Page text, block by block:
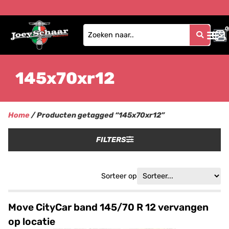
0
0
145x70xr12
Home/ Producten getagged “145x70xr12”
FILTERS
Sorteer op
Move CityCar band 145/70 R 12 vervangen
op locatie